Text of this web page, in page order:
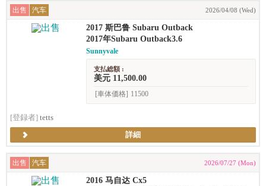
出售 汽车 2026/04/08 (Wed)
2017 斯巴鲁 Subaru Outback
2017年Subaru Outback3.6
Sunnyvale
支払総額 :
美元 11,500.00
[車体価格] 11500
[登録者] tetts
詳細
出售 汽车 2026/07/27 (Mon)
2016 马自达 Cx5